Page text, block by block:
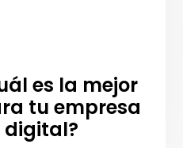
es la mejor
tu empresa